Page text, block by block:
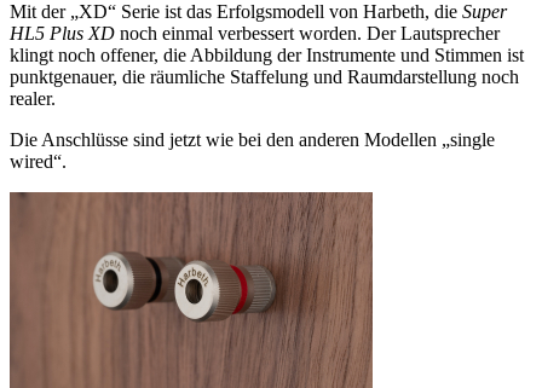
Mit der „XD“ Serie ist das Erfolgsmodell von Harbeth, die Super
HL5 Plus XD noch einmal verbessert worden. Der Lautsprecher
klingt noch offener, die Abbildung der Instrumente und Stimmen ist
punktgenauer, die räumliche Staffelung und Raumdarstellung noch
realer.
Die Anschlüsse sind jetzt wie bei den anderen Modellen „single
wired“.